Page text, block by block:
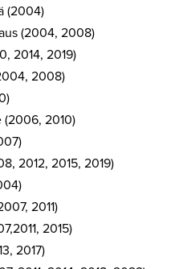
(2004)
(2004, 2008)
2014, 2019)
2008)
(2006, 2010)
2012, 2015, 2019)
2011)
2015)
2017)